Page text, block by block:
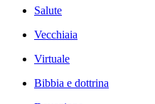
Salute
Vecchiaia
Virtuale
Bibbia e dottrina